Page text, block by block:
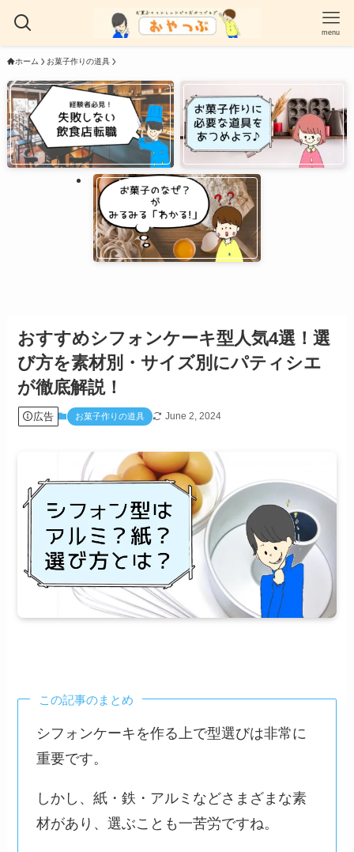
menu
ホーム お菓子作りの道具
おすすめシフォンケーキ型人気4選！選
び方を素材別・サイズ別にパティシエ
が徹底解説！
広告 お菓子作りの道具 June 2, 2024
この記事のまとめ
シフォンケーキを作る上で型選びは非常に
重要です。
しかし、紙・鉄・アルミなどさまざまな素
材があり、選ぶことも一苦労ですね。